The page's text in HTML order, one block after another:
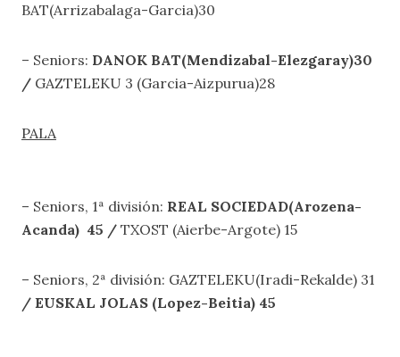
BAT(Arrizabalaga-Garcia)30
– Seniors: DANOK BAT(Mendizabal-Elezgaray)30
/ GAZTELEKU 3 (Garcia-Aizpurua)28
PALA
– Seniors, 1ª división: REAL SOCIEDAD(Arozena-
Acanda) 45 / TXOST (Aierbe-Argote) 15
– Seniors, 2ª división: GAZTELEKU(Iradi-Rekalde) 31
/ EUSKAL JOLAS (Lopez-Beitia) 45